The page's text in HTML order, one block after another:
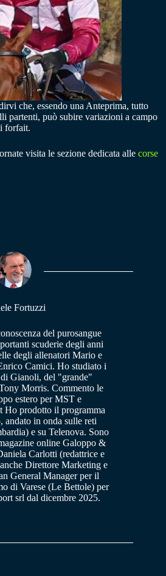
che, essendo una Anteprima, tutto
partenti, può subire variazioni a campo
forfait.
visita le sezione dedicata alle corse
Fortuzzi
del purosangue
scuderie degli anni
degli allenatori Mario e
Camici. Ho studiato i
Gianoli, del "grande"
Morris. Commento le
estero per MST e
Ho prodotto il programma
in onda sulle reti
e su Telenova. Sono
online Galoppo &
Carlotti (redattrice e
Direttore Marketing e
General Manager per il
di Varese (Le Bettole) per
srl dal dicembre 2025.